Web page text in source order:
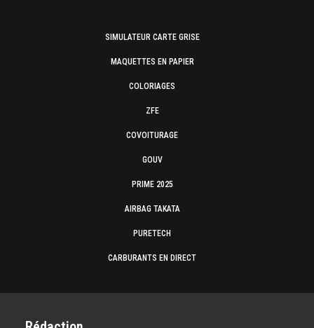
SIMULATEUR CARTE GRISE
MAQUETTES EN PAPIER
COLORIAGES
ZFE
COVOITURAGE
GOUV
PRIME 2025
AIRBAG TAKATA
PURETECH
CARBURANTS EN DIRECT